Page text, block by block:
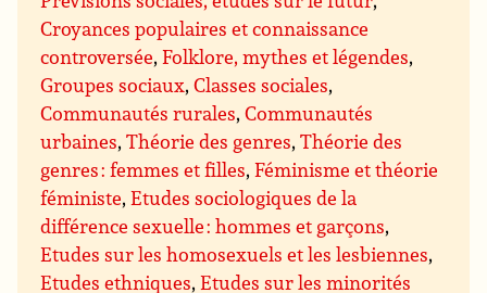
Croyances populaires et connaissance
controversée,Folklore, mythes et légendes,
Groupes sociaux,Classes sociales,
Communautés rurales,Communautés
urbaines,Théorie des genres,Théorie des
genres : femmes et filles,Féminisme et théorie
féministe,Etudes sociologiques de la
différence sexuelle : hommes et garçons,
Etudes sur les homosexuels et les lesbiennes,
Etudes ethniques,Etudes sur les minorités